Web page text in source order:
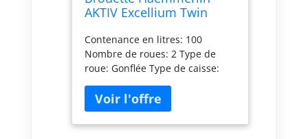
AKTIV Excellium Twin
Gonflées 100 L-
308204101
Contenance en litres: 100
Nombre de roues: 2 Type de
roue: Gonflée Type de caisse: